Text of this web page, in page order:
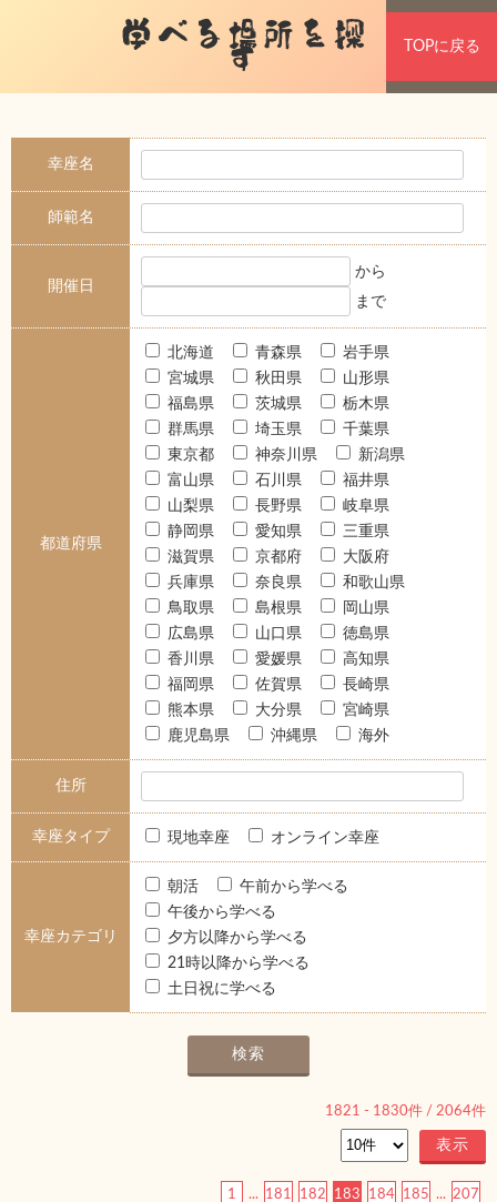
学べる場所を探
す TOPに戻る
幸座名
師範名
開催日
から
まで
都道府県
北海道 青森県
岩手県
宮城県
秋田県
山形県
福島県
茨城県
栃木県
群馬県
埼玉県
千葉県
東京都
神奈川県
新潟県
富山県
石川県
福井県
山梨県
長野県
岐阜県
静岡県
愛知県
三重県
滋賀県
京都府
大阪府
兵庫県
奈良県
和歌山県
鳥取県
島根県
岡山県
広島県
山口県
徳島県
香川県
愛媛県
高知県
福岡県
佐賀県
長崎県
熊本県
大分県
宮崎県
鹿児島県
沖縄県 海外
住所
幸座タイプ 現地幸座 オンライン幸座
幸座カテゴリ
朝活
午前から学べる
午後から学べる
夕方以降から学べる
21時以降から学べる
土日祝に学べる
1821 - 1830件 / 2064件
1 ... 181 182 183 184 185 ... 207